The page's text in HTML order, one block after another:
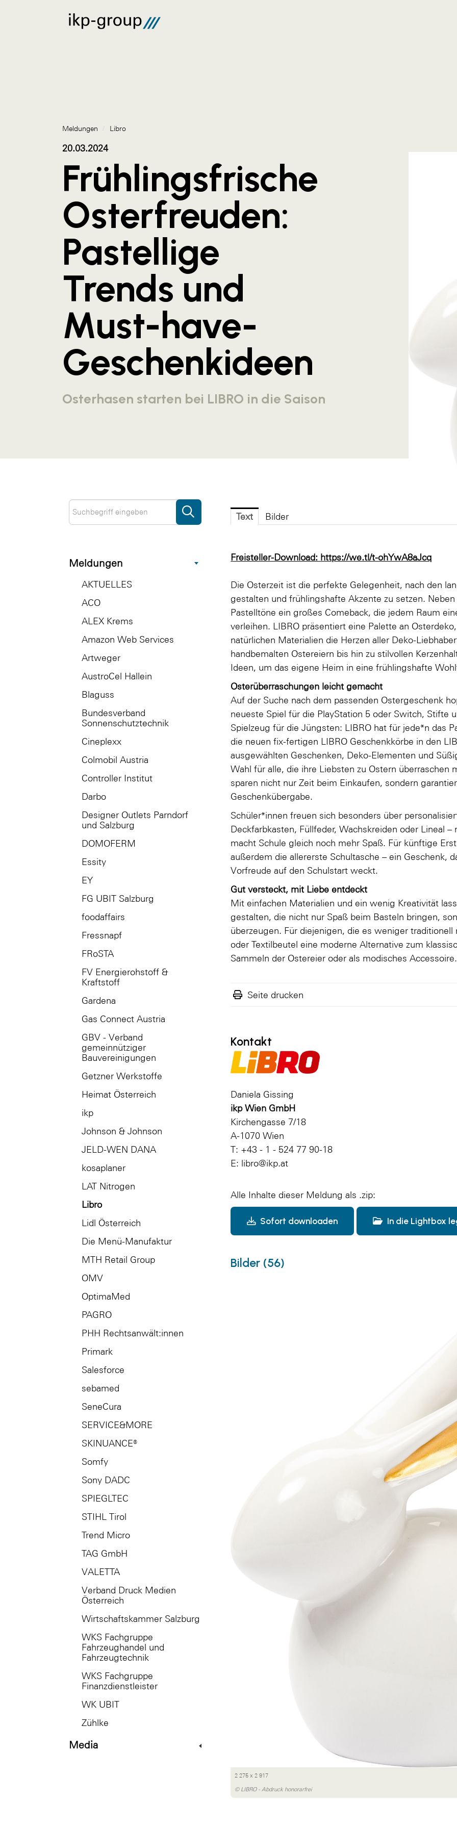
Meldungen
AKTUELLES
ACO
ALEX Krems
Amazon Web Services
Artweger
AustroCel Hallein
Blaguss
Bundesverband
Sonnenschutztechnik
Cineplexx
Colmobil Austria
Controller Institut
Darbo
Designer Outlets Parndorf
und Salzburg
DOMOFERM
Essity
EY
FG UBIT Salzburg
foodaffairs
Fressnapf
FRoSTA
FV Energierohstoff &
Kraftstoff
Gardena
Gas Connect Austria
GBV - Verband
gemeinnütziger
Bauvereinigungen
Getzner Werkstoffe
Heimat Österreich
ikp
Johnson & Johnson
JELD-WEN DANA
kosaplaner
LAT Nitrogen
Libro
Lidl Österreich
Die Menü-Manufaktur
MTH Retail Group
OMV
OptimaMed
PAGRO
PHH Rechtsanwält:innen
Primark
Salesforce
sebamed
SeneCura
SERVICE&MORE
SKINUANCE®
Somfy
Sony DADC
SPIEGLTEC
STIHL Tirol
Trend Micro
TAG GmbH
VALETTA
Verband Druck Medien
Österreich
Wirtschaftskammer Salzburg
WKS Fachgruppe
Fahrzeughandel und
Fahrzeugtechnik
WKS Fachgruppe
Finanzdienstleister
WK UBIT
Zühlke
Media
Meldungen / Libro
20.03.2024
Frühlingsfrische
Osterfreuden:
Pastellige
Trends und
Must-have-
Geschenkideen
Osterhasen starten bei LIBRO in die Saison
Text Bilder
Freisteller-Download: https://we.tl/t-ohYwA8aJcq
Die Osterzeit ist die perfekte Gelegenheit, nach den
gestalten und frühlingshafte Akzente zu setzen.
Pastelltöne ein großes Comeback, die jedem Raum
verleihen. LIBRO präsentiert eine Palette an
natürlichen Materialien die Herzen aller Deko-
handbemalten Ostereiern bis hin zu stilvollen
Ideen, um das eigene Heim in eine frühlingshafte
Osterüberraschungen leicht gemacht
Auf der Suche nach dem passenden Ostergeschenk
neueste Spiel für die PlayStation 5 oder Switch, Stifte
Spielzeug für die Jüngsten: LIBRO hat für jede*n das
die neuen fix-fertigen LIBRO Geschenkkörbe in den
ausgewählten Geschenken, Deko-Elementen und
Wahl für alle, die ihre Liebsten zu Ostern überraschen
sparen nicht nur Zeit beim Einkaufen, sondern
Geschenkübergabe.
Schüler*innen freuen sich besonders über
Deckfarbkasten, Füllfeder, Wachskreiden oder Lineal
macht Schule gleich noch mehr Spaß. Für künftige
außerdem die allererste Schultasche – ein Geschenk,
Vorfreude auf den Schulstart weckt.
Gut versteckt, mit Liebe entdeckt
Mit einfachen Materialien und ein wenig Kreativität
gestalten, die nicht nur Spaß beim Basteln bringen,
überzeugen. Für diejenigen, die es weniger
oder Textilbeutel eine moderne Alternative zum
Sammeln der Ostereier oder als modisches Accessoire.
Seite drucken
Kontakt
Daniela Gissing
ikp Wien GmbH
Kirchengasse 7/18
A-1070 Wien
T: +43 - 1 - 524 77 90-18
E: libro@ikp.at
Alle Inhalte dieser Meldung als .zip:
Sofort downloaden In die Lightbox
Bilder (56)
2 275 x 2 917
© LIBRO - Abdruck honorarfrei